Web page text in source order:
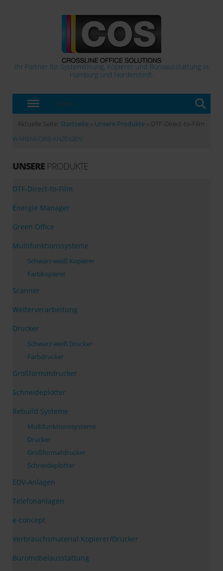
Ihr Partner für Systemlösung, Kopierer und Büroausstattung in
Hamburg und Norderstedt.
Aktuelle Seite: Startseite » Unsere Produkte » DTF-Direct-to-Film
WARENKORB ANZEIGEN
UNSERE PRODUKTE
DTF-Direct-to-Film
Energie Manager
Green Office
Multifunktionssysteme
Schwarz-weiß Kopierer
Farbkopierer
Scanner
Weiterverarbeitung
Drucker
Schwarz-weiß Drucker
Farbdrucker
Großformatdrucker
Schneideplotter
Rebuild Systeme
Multifunktionssysteme
Drucker
Großformatdrucker
Schneideplotter
EDV-Anlagen
Telefonanlagen
e-concept
Verbrauchsmaterial Kopierer/Drucker
Büromöbelausstattung